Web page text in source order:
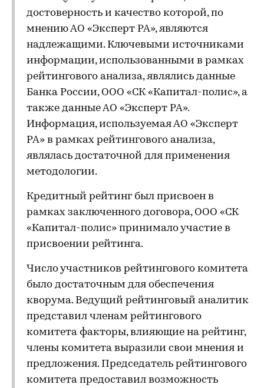
достоверность и качество которой, по
мнению АО «Эксперт РА», являются
надлежащими. Ключевыми источниками
информации, использованными в рамках
рейтингового анализа, являлись данные
Банка России, ООО «СК «Капитал-полис», а
также данные АО «Эксперт РА».
Информация, используемая АО «Эксперт
РА» в рамках рейтингового анализа,
являлась достаточной для применения
методологии.
Кредитный рейтинг был присвоен в
рамках заключенного договора, ООО «СК
«Капитал-полис» принимало участие в
присвоении рейтинга.
Число участников рейтингового комитета
было достаточным для обеспечения
кворума. Ведущий рейтинговый аналитик
представил членам рейтингового
комитета факторы, влияющие на рейтинг,
члены комитета выразили свои мнения и
предложения. Председатель рейтингового
комитета предоставил возможность